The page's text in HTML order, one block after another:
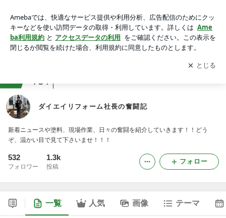
アプリをダウンロードして ブログの更新通知
を受け取りまし
ょう。
開く
734
ダイエイリフォーム社長の奮闘記
新着ニュースや塗料、現場作業、日々の奮闘を紹介していきます！！どう
ぞ、温かい目で見て下さいませ！！！
532
フォロワー
1.3k
投稿
フォロー
一覧 人気 画像 テーマ